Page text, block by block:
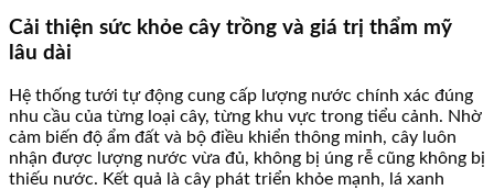
Cải thiện sức khỏe cây trồng và giá trị thẩm mỹ
lâu dài
Hệ thống tưới tự động cung cấp lượng nước chính xác đúng
nhu cầu của từng loại cây, từng khu vực trong tiểu cảnh. Nhờ
cảm biến độ ẩm đất và bộ điều khiển thông minh, cây luôn
nhận được lượng nước vừa đủ, không bị úng rễ cũng không bị
thiếu nước. Kết quả là cây phát triển khỏe mạnh, lá xanh